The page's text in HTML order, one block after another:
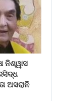
ନିଶ୍ୱାସ
ଅସରାନି